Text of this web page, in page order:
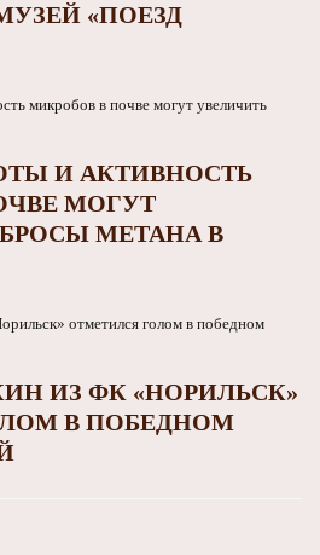
«ПОЕЗД
И АКТИВНОСТЬ
МОГУТ
МЕТАНА В
ИЗ ФК «НОРИЛЬСК»
В ПОБЕДНОМ